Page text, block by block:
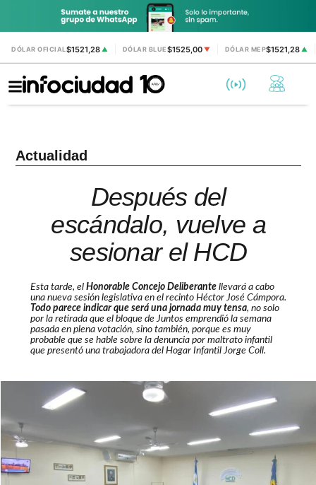
DÓLAR OFICIAL$1521,28 ▲ DÓLAR BLUE$1525,00 ▼ DÓLAR MEP$1521,28▲
Actualidad
Después del
escándalo, vuelve a
sesionar el HCD
Esta tarde, el Honorable Concejo Deliberantellevará a cabo
una nueva sesión legislativa en el recinto Héctor José Cámpora.
Todo parece indicar que será una jornada muy tensa, no solo
por la retirada que el bloque de Juntos emprendió la semana
pasada en plena votación, sino también, porque es muy
probable que se hable sobre la denuncia por maltrato infantil
que presentó una trabajadora del Hogar Infantil Jorge Coll.